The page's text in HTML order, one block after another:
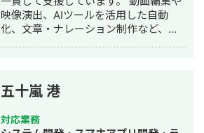
＞ お客様の目的達成を一番に、その先
のターゲット層のお客様に好んでいた
だけるデザインを心がけております。
に意識しております。視座高くともに
向上心を持って働ける方と一緒にお仕
事させていただけますと幸いです。 是
非お気軽にご相談下さい。
映像演出、AIツールを活用した自動
化、文章・ナレーション制作など、幅
は、Adobe Premiere ProやAfter
Effectsを用いた映像編集、Sunoや
RunwayなどのAIツールを用いた音楽・
映像制作、ChatGPTやClaudeなどを組
五十嵐 港
対応業務